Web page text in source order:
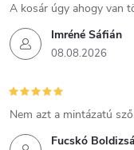
Imréné Sáfián
08.08.2026
A kosár úgy ahogy van
Fucskó
Nem azt a mintázatú